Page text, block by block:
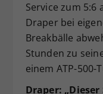
Service zum 5:6
Draper bei
Breakbälle
Stunden zu
einem ATP-500-
Draper: